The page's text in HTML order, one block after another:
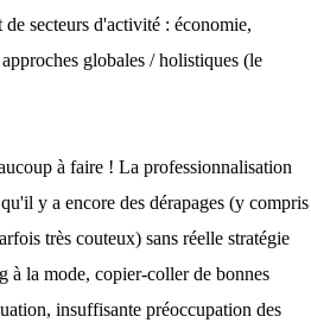
secteurs d'activité : économie,
globales / holistiques (le
à faire ! La professionnalisation
y a encore des dérapages (y compris
très couteux) sans réelle stratégie
à la mode, copier-coller de bonnes
insuffisante préoccupation des